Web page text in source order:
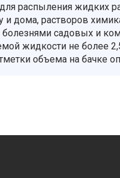
распыления жидких
и дома, растворов
садовых и
жидкости не более
объема на бачке